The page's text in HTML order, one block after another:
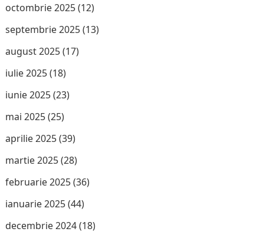
octombrie 2025(12)
septembrie 2025(13)
august 2025(17)
iulie 2025(18)
iunie 2025(23)
mai 2025(25)
aprilie 2025(39)
martie 2025(28)
februarie 2025(36)
ianuarie 2025(44)
decembrie 2024(18)